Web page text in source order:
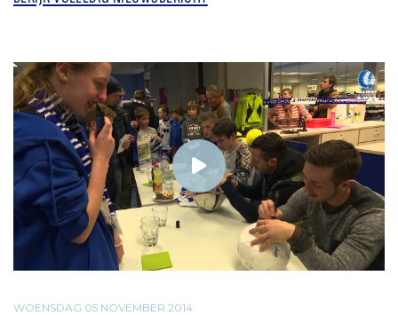
WOENSDAG 05 NOVEMBER 2014